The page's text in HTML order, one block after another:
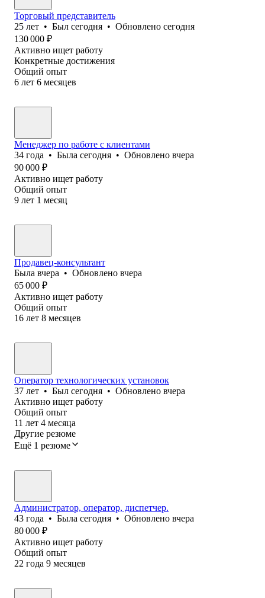
Торговый представитель
25 лет • Был сегодня • Обновлено сегодня
130 000 ₽
Активно ищет работу
Конкретные достижения
Общий опыт
6 лет 6 месяцев
Менеджер по работе с клиентами
34 года • Была сегодня • Обновлено вчера
90 000 ₽
Активно ищет работу
Общий опыт
9 лет 1 месяц
Продавец-консультант
Была вчера • Обновлено вчера
65 000 ₽
Активно ищет работу
Общий опыт
16 лет 8 месяцев
Оператор технологических установок
37 лет • Был сегодня • Обновлено вчера
Активно ищет работу
Общий опыт
11 лет 4 месяца
Другие резюме
Ещё 1 резюме
Администратор, оператор, диспетчер.
43 года • Была сегодня • Обновлено вчера
80 000 ₽
Активно ищет работу
Общий опыт
22 года 9 месяцев